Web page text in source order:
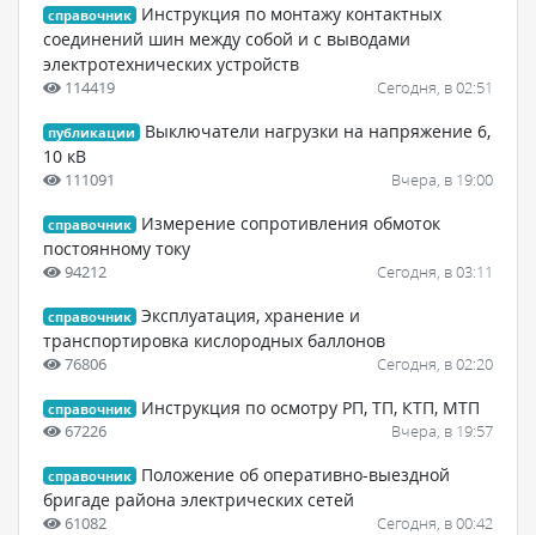
справочник
Инструкция по монтажу контактных
соединений шин между собой и с выводами
электротехнических устройств
114419 Сегодня, в 02:51
публикации
Выключатели нагрузки на напряжение 6,
10 кВ
111091 Вчера, в 19:00
справочник
Измерение сопротивления обмоток
постоянному току
94212 Сегодня, в 03:11
справочник Эксплуатация, хранение и
транспортировка кислородных баллонов
76806 Сегодня, в 02:20
справочник Инструкция по осмотру РП, ТП, КТП, МТП
67226 Вчера, в 19:57
справочник
Положение об оперативно-выездной
бригаде района электрических сетей
61082 Сегодня, в 00:42